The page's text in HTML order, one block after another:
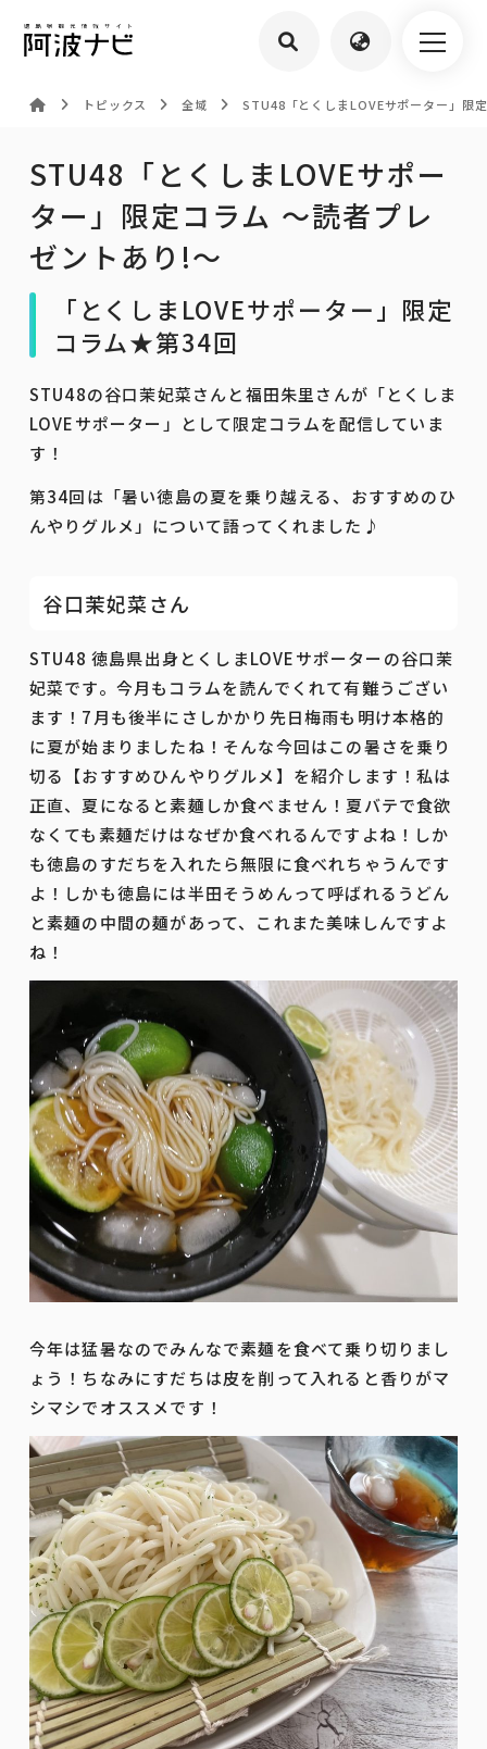
トピックス 全域 STU48「とくしまLOVEサポーター」限
STU48「とくしまLOVEサポー
ター」限定コラム ～読者プレ
ゼントあり!～
「とくしまLOVEサポーター」限定
コラム★第34回
STU48の谷口茉妃菜さんと福田朱里さんが「とくしま
LOVEサポーター」として限定コラムを配信していま
す！
第34回は「暑い徳島の夏を乗り越える、おすすめのひ
んやりグルメ」について語ってくれました♪
谷口茉妃菜さん
STU48 徳島県出身とくしまLOVEサポーターの谷口茉
妃菜です。今月もコラムを読んでくれて有難うござい
ます！7月も後半にさしかかり先日梅雨も明け本格的
に夏が始まりましたね！そんな今回はこの暑さを乗り
切る【おすすめひんやりグルメ】を紹介します！私は
正直、夏になると素麺しか食べません！夏バテで食欲
なくても素麺だけはなぜか食べれるんですよね！しか
も徳島のすだちを入れたら無限に食べれちゃうんです
よ！しかも徳島には半田そうめんって呼ばれるうどん
と素麺の中間の麺があって、これまた美味しんですよ
ね！
今年は猛暑なのでみんなで素麺を食べて乗り切りまし
ょう！ちなみにすだちは皮を削って入れると香りがマ
シマシでオススメです！